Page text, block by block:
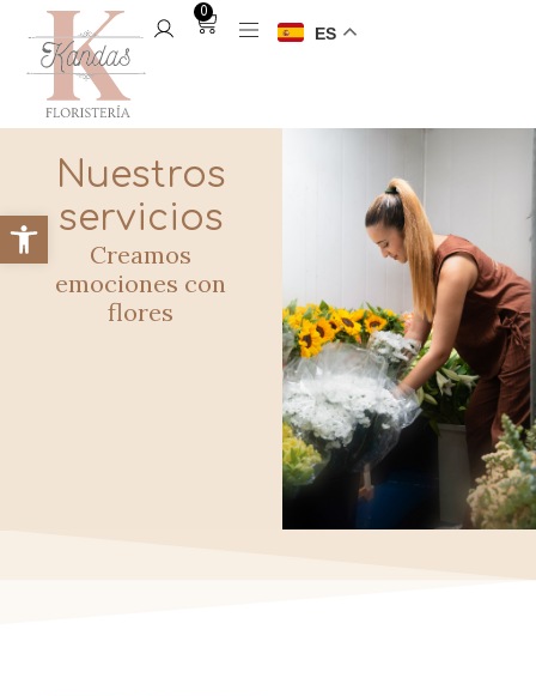
0
ES
Nuestros
servicios
Creamos
emociones con
flores